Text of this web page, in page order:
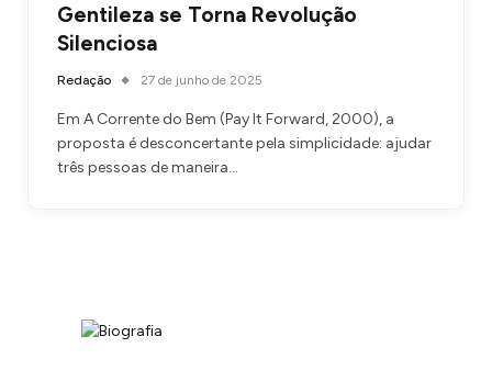
Gentileza se Torna Revolução
Silenciosa
Redação 27 de junho de 2025
Em A Corrente do Bem (Pay It Forward, 2000), a
proposta é desconcertante pela simplicidade: ajudar
três pessoas de maneira…